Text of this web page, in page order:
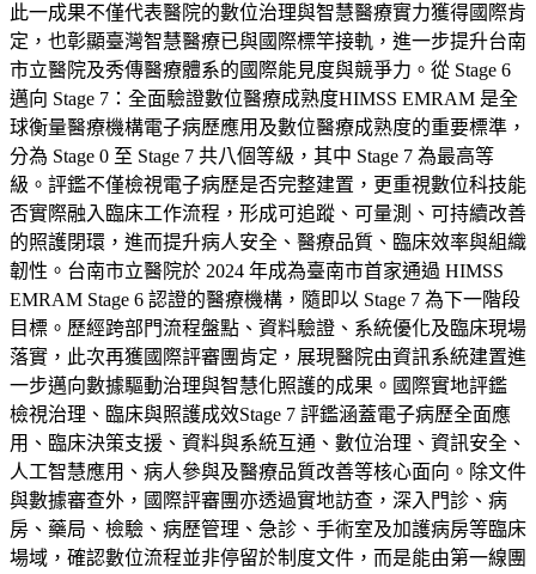
此一成果不僅代表醫院的數位治理與智慧醫療實力獲得國際肯
定，也彰顯臺灣智慧醫療已與國際標竿接軌，進一步提升台南
市立醫院及秀傳醫療體系的國際能見度與競爭力。從 Stage 6
邁向 Stage 7：全面驗證數位醫療成熟度HIMSS EMRAM 是全
球衡量醫療機構電子病歷應用及數位醫療成熟度的重要標準，
分為 Stage 0 至 Stage 7 共八個等級，其中 Stage 7 為最高等
級。評鑑不僅檢視電子病歷是否完整建置，更重視數位科技能
否實際融入臨床工作流程，形成可追蹤、可量測、可持續改善
的照護閉環，進而提升病人安全、醫療品質、臨床效率與組織
韌性。台南市立醫院於 2024 年成為臺南市首家通過 HIMSS
EMRAM Stage 6 認證的醫療機構，隨即以 Stage 7 為下一階段
目標。歷經跨部門流程盤點、資料驗證、系統優化及臨床現場
落實，此次再獲國際評審團肯定，展現醫院由資訊系統建置進
一步邁向數據驅動治理與智慧化照護的成果。國際實地評鑑
檢視治理、臨床與照護成效Stage 7 評鑑涵蓋電子病歷全面應
用、臨床決策支援、資料與系統互通、數位治理、資訊安全、
人工智慧應用、病人參與及醫療品質改善等核心面向。除文件
與數據審查外，國際評審團亦透過實地訪查，深入門診、病
房、藥局、檢驗、病歷管理、急診、手術室及加護病房等臨床
場域，確認數位流程並非停留於制度文件，而是能由第一線團